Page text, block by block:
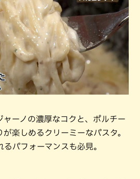
ャーノの濃厚なコクと、ポルチー
楽しめるクリーミーなパスタ。
パフォーマンスも必見。